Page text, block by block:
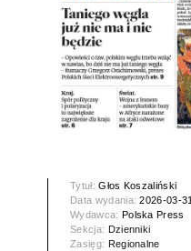
Tytuł:Głos Koszaliński
Data wydania:2026-03-31
Wydawca: Polska Press
Sekcja: Dzienniki
Zasięg: Regionalne